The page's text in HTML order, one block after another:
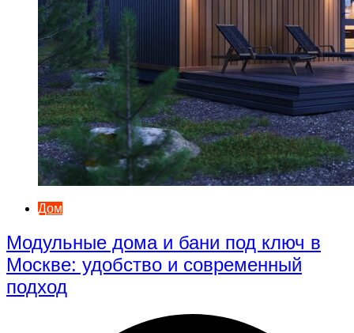
Дом
Модульные дома и бани под ключ в
Москве: удобство и современный
подход